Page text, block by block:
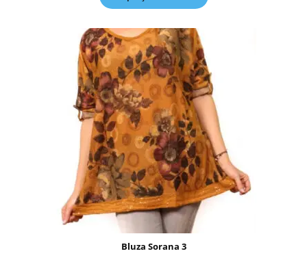
Bluza Sorana 3